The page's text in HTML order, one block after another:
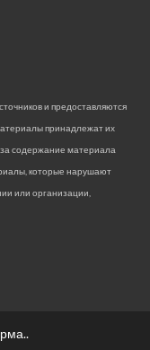
и предоставляются
принадлежат их
содержание материала
которые нарушают
или организации,
.